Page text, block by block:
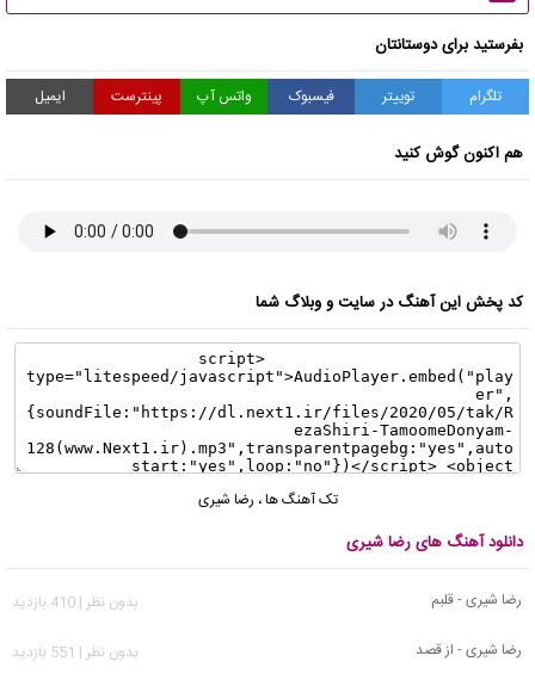
بفرستید برای دوستانتان
تلگرام توییتر فیسبوک واتس آپ پینترست ایمیل
هم اکنون گوش کنید
کد پخش این آهنگ در سایت و وبلاگ شما
تک آهنگ ها، رضا شیری
دانلود آهنگ های رضا شیری
رضا شیری - قلبم
بدون نظر | 410 بازدید
رضا شیری - از قصد
بدون نظر | 551 بازدید